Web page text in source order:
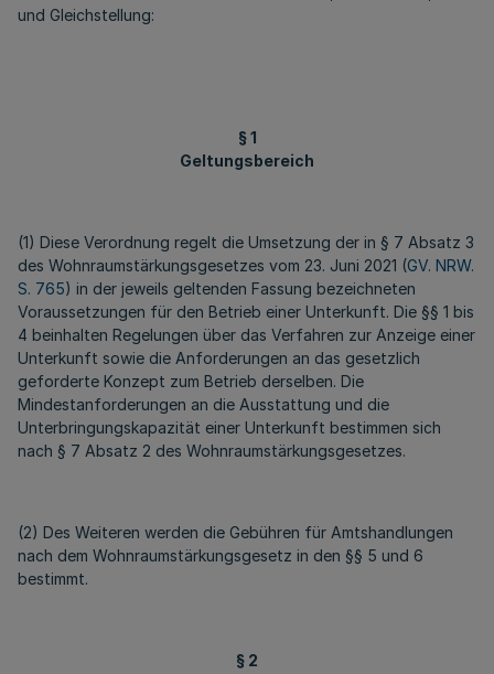
und Gleichstellung:
§ 1
Geltungsbereich
(1) Diese Verordnung regelt die Umsetzung der in § 7 Absatz 3
des Wohnraumstärkungsgesetzes vom 23. Juni 2021 (GV. NRW.
S. 765) in der jeweils geltenden Fassung bezeichneten
Voraussetzungen für den Betrieb einer Unterkunft. Die §§ 1 bis
4 beinhalten Regelungen über das Verfahren zur Anzeige einer
Unterkunft sowie die Anforderungen an das gesetzlich
geforderte Konzept zum Betrieb derselben. Die
Mindestanforderungen an die Ausstattung und die
Unterbringungskapazität einer Unterkunft bestimmen sich
nach § 7 Absatz 2 des Wohnraumstärkungsgesetzes.
(2) Des Weiteren werden die Gebühren für Amtshandlungen
nach dem Wohnraumstärkungsgesetz in den §§ 5 und 6
bestimmt.
§ 2